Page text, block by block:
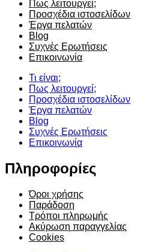
Πως λειτουργεί;
Προσχέδια ιστοσελίδων
Έργα πελατών
Blog
Συχνές Ερωτήσεις
Επικοινωνία
Τι είναι;
Πως λειτουργεί;
Προσχέδια ιστοσελίδων
Έργα πελατών
Blog
Συχνές Ερωτήσεις
Επικοινωνία
Πληροφορίες
Όροι χρήσης
Παράδοση
Τρόποι πληρωμής
Ακύρωση παραγγελίας
Cookies